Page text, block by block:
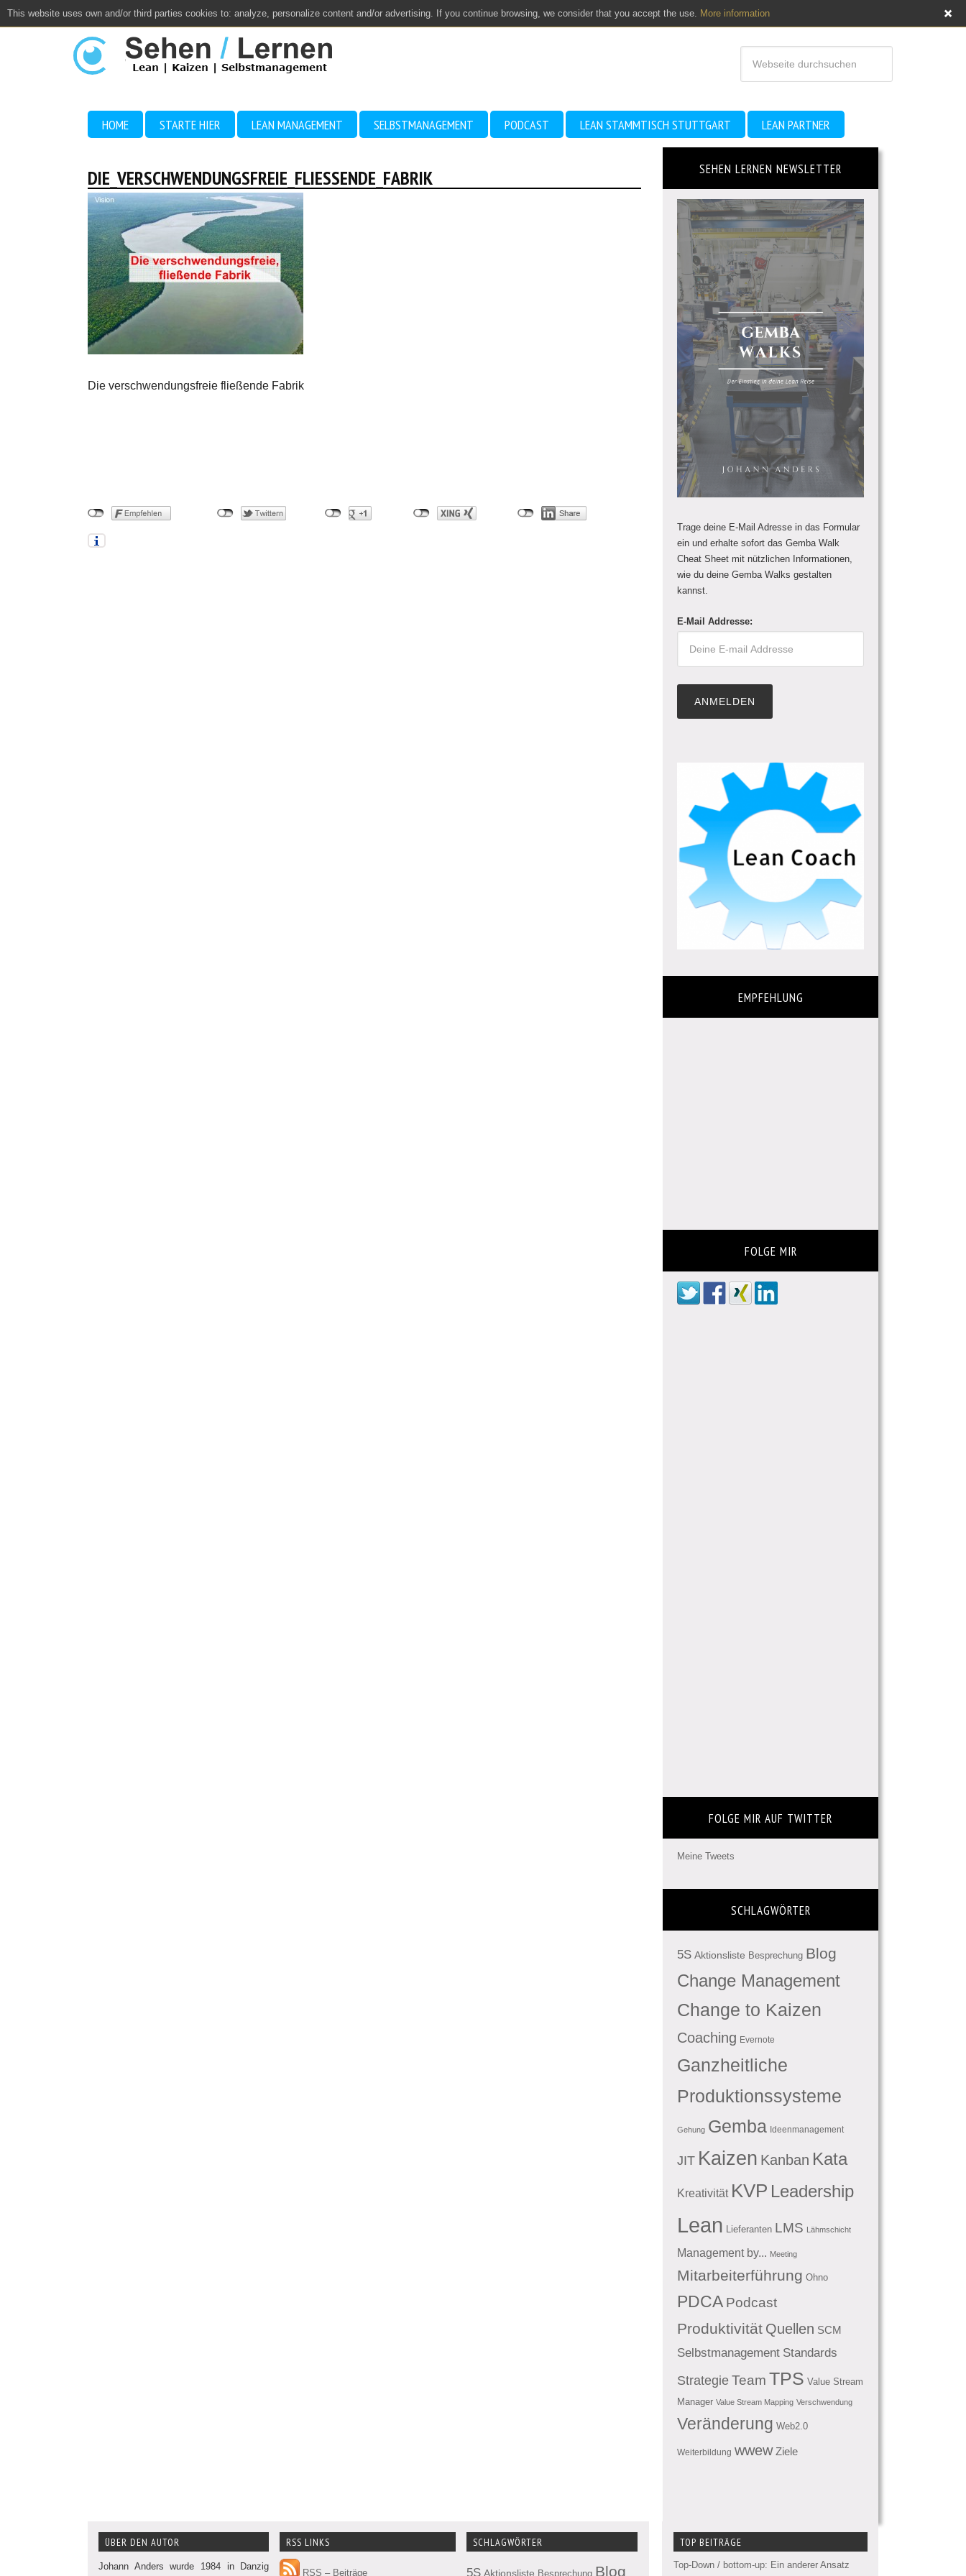
This website uses own and/or third parties cookies to: analyze, personalize content and/or advertising. If you continue browsing, we consider that you accept the use. More information
Close
HOME STARTE HIER LEAN MANAGEMENT SELBSTMANAGEMENT PODCAST LEAN STAMMTISCH STUTTGART LEAN PARTNER
DIE_VERSCHWENDUNGSFREIE_FLIESSENDE_FABRIK
Die verschwendungsfreie fließende Fabrik
SEHEN LERNEN NEWSLETTER
Trage deine E-Mail Adresse in das Formular
ein und erhalte sofort das Gemba Walk
Cheat Sheet mit nützlichen Informationen,
wie du deine Gemba Walks gestalten
kannst.
E-Mail Addresse:
EMPFEHLUNG
FOLGE MIR
FOLGE MIR AUF TWITTER
Meine Tweets
SCHLAGWÖRTER
5S Aktionsliste Besprechung Blog
Change Management
Change to Kaizen
Coaching Evernote
Ganzheitliche
Produktionssysteme
Gehung Gemba Ideenmanagement
JIT Kaizen Kanban Kata
Kreativität KVP Leadership
Lean Lieferanten LMS Lähmschicht
Management by... Meeting
Mitarbeiterführung Ohno
PDCA Podcast
Produktivität Quellen SCM
Selbstmanagement Standards
Strategie Team TPS Value Stream
Manager Value Stream Mapping Verschwendung
Veränderung Web2.0
Weiterbildung wwew Ziele
ÜBER DEN AUTOR
Johann Anders wurde 1984 in Danzig
RSS LINKS
RSS – Beiträge
SCHLAGWÖRTER
5S Aktionsliste Besprechung Blog
TOP BEITRÄGE
Top-Down / bottom-up: Ein anderer Ansatz